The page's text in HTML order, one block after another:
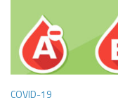
COVID-19